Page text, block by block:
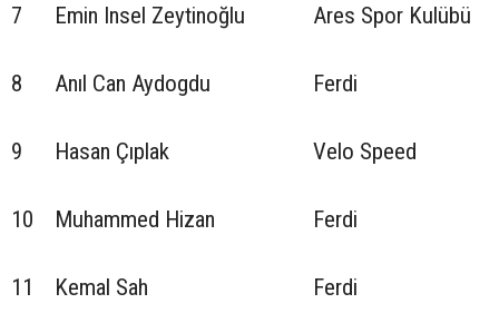
7 Emin Insel Zeytinoğlu Ares Spor Kulübü
8 Anıl Can Aydogdu Ferdi
9 Hasan Çıplak Velo Speed
10 Muhammed Hizan Ferdi
11 Kemal Sah Ferdi